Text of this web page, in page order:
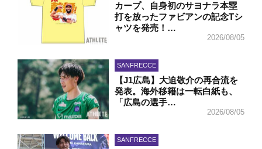
カープ、自身初のサヨナラ本塁
打を放ったファビアンの記念Tシ
ャツを発売！…
2026/08/05
SANFRECCE
【J1広島】大迫敬介の再合流を
発表。海外移籍は一転白紙も、
「広島の選手…
2026/08/05
SANFRECCE